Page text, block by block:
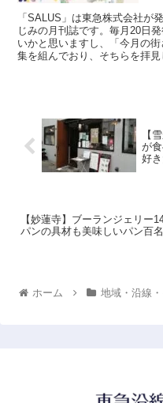
「SALUS」は東急株式会社が
じみの月刊誌です。毎月20日
いかと思いますし、「今月の
集を組んでおり、そちらを拝見
【
が
好
【妙蓮寺】ブーランジェリー
パンの具材も美味しいパン百
ホーム 地域・沿線